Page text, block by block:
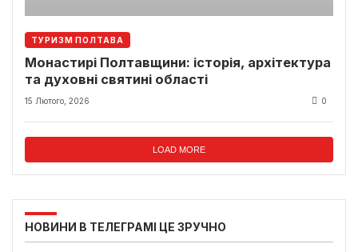
ТУРИЗМ ПОЛТАВА
Монастирі Полтавщини: історія, архітектура
та духовні святині області
15 Лютого, 2026 0
LOAD MORE
НОВИНИ В ТЕЛЕГРАМІ ЦЕ ЗРУЧНО